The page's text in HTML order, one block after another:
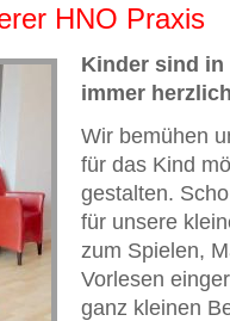
HNO Praxis
Kinder sind in
immer
Wir bemühen
für das Kind
gestalten.
für unsere
zum Spielen,
Vorlesen
ganz kleinen